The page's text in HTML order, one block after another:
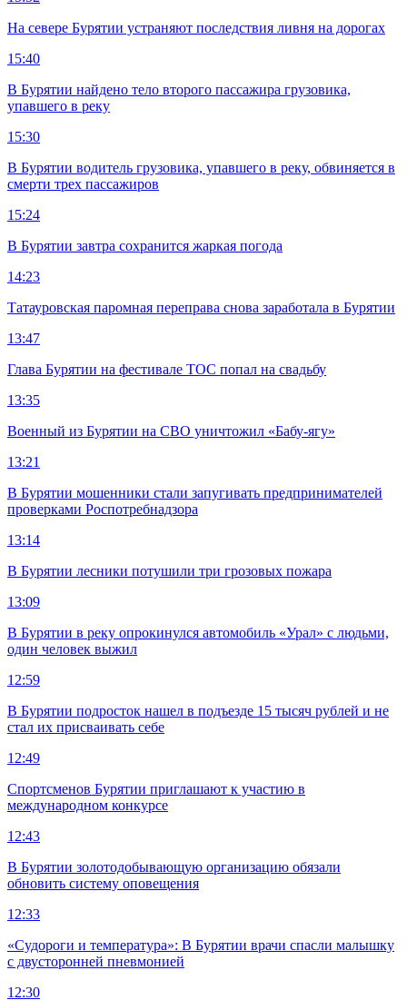
На севере Бурятии устраняют последствия ливня на дорогах
15:40
В Бурятии найдено тело второго пассажира грузовика,
упавшего в реку
15:30
В Бурятии водитель грузовика, упавшего в реку, обвиняется в
смерти трех пассажиров
15:24
В Бурятии завтра сохранится жаркая погода
14:23
Татауровская паромная переправа снова заработала в Бурятии
13:47
Глава Бурятии на фестивале ТОС попал на свадьбу
13:35
Военный из Бурятии на СВО уничтожил «Бабу-ягу»
13:21
В Бурятии мошенники стали запугивать предпринимателей
проверками Роспотребнадзора
13:14
В Бурятии лесники потушили три грозовых пожара
13:09
В Бурятии в реку опрокинулся автомобиль «Урал» с людьми,
один человек выжил
12:59
В Бурятии подросток нашел в подъезде 15 тысяч рублей и не
стал их присваивать себе
12:49
Спортсменов Бурятии приглашают к участию в
международном конкурсе
12:43
В Бурятии золотодобывающую организацию обязали
обновить систему оповещения
12:33
«Судороги и температура»: В Бурятии врачи спасли малышку
с двусторонней пневмонией
12:30